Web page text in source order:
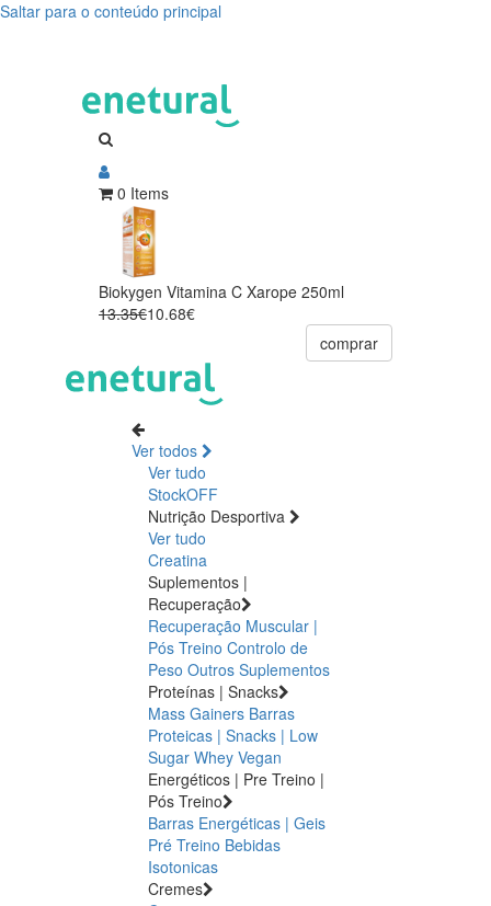
Saltar para o conteúdo principal
0 Items
Biokygen Vitamina C Xarope 250ml
13.35€10.68€
comprar
Ver todos
Ver tudo
StockOFF
Nutrição Desportiva
Ver tudo
Creatina
Suplementos |
Recuperação
Recuperação Muscular |
Pós Treino Controlo de
Peso Outros Suplementos
Proteínas | Snacks
Mass Gainers Barras
Proteicas | Snacks | Low
Sugar Whey Vegan
Energéticos | Pre Treino |
Pós Treino
Barras Energéticas | Geis
Pré Treino Bebidas
Isotonicas
Cremes